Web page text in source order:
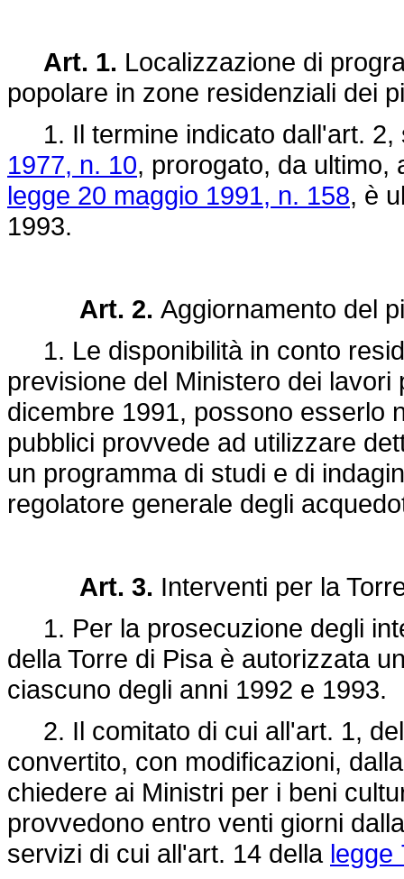
Art. 1. Localizzazione di
popolare in zone residenziali dei
1. Il termine indicato dall'art. 2,
1977, n. 10, prorogato, da ultimo,
legge 20 maggio 1991, n. 158, è
1993.
Art. 2. Aggiornamento del
1. Le disponibilità in conto
previsione del Ministero dei
dicembre 1991, possono esserlo
pubblici provvede ad utilizzare
un programma di studi e di
regolatore generale degli
Art. 3. Interventi per la
1. Per la prosecuzione degli
della Torre di Pisa è autorizzata
ciascuno degli anni 1992 e 1993.
2. Il comitato di cui all'art. 1,
convertito, con modificazioni,
chiedere ai Ministri per i beni
provvedono entro venti giorni
servizi di cui all'art. 14 della legge